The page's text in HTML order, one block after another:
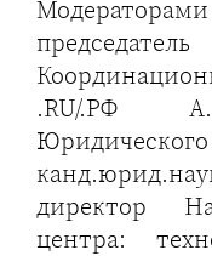
.RU/.РФ
директор
центра: